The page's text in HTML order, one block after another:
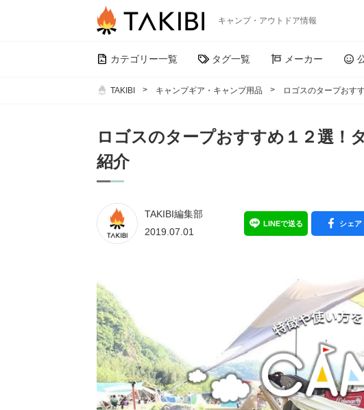
キャンプ・アウトドア情報
カテゴリー一覧 タグ一覧 メーカー
TAKIBI キャンプギア・キャンプ用品 ロゴスのタープおす
ロゴスのタープおすすめ１２選！
紹介
TAKIBI編集部
2019.07.01
LINEで送る シェア